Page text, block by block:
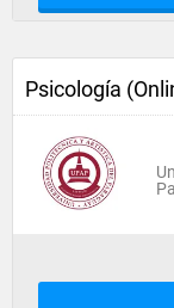
Psicología